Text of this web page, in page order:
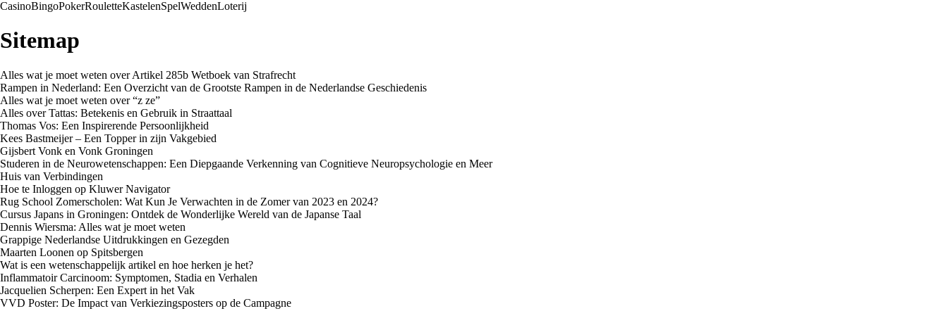
CasinoBingoPokerRouletteKastelenSpelWeddenLoterij
Sitemap
Alles wat je moet weten over Artikel 285b Wetboek van Strafrecht
Rampen in Nederland: Een Overzicht van de Grootste Rampen in de Nederlandse Geschiedenis
Alles wat je moet weten over “z ze”
Alles over Tattas: Betekenis en Gebruik in Straattaal
Thomas Vos: Een Inspirerende Persoonlijkheid
Kees Bastmeijer – Een Topper in zijn Vakgebied
Gijsbert Vonk en Vonk Groningen
Studeren in de Neurowetenschappen: Een Diepgaande Verkenning van Cognitieve Neuropsychologie en Meer
Huis van Verbindingen
Hoe te Inloggen op Kluwer Navigator
Rug School Zomerscholen: Wat Kun Je Verwachten in de Zomer van 2023 en 2024?
Cursus Japans in Groningen: Ontdek de Wonderlijke Wereld van de Japanse Taal
Dennis Wiersma: Alles wat je moet weten
Grappige Nederlandse Uitdrukkingen en Gezegden
Maarten Loonen op Spitsbergen
Wat is een wetenschappelijk artikel en hoe herken je het?
Inflammatoir Carcinoom: Symptomen, Stadia en Verhalen
Jacquelien Scherpen: Een Expert in het Vak
VVD Poster: De Impact van Verkiezingsposters op de Campagne